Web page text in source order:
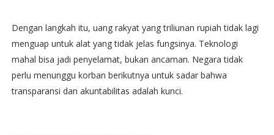
Dengan langkah itu, uang rakyat yang triliunan rupiah tidak lagi
menguap untuk alat yang tidak jelas fungsinya. Teknologi
mahal bisa jadi penyelamat, bukan ancaman. Negara tidak
perlu menunggu korban berikutnya untuk sadar bahwa
transparansi dan akuntabilitas adalah kunci.